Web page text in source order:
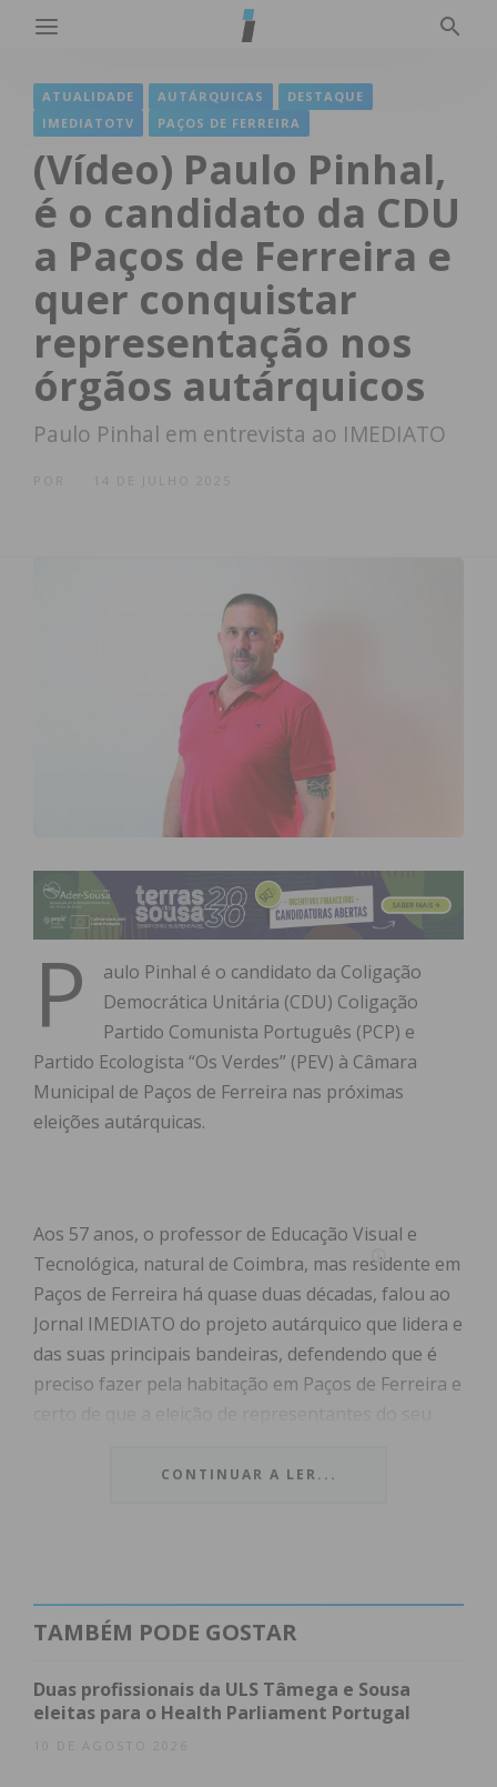
ATUALIDADE AUTÁRQUICAS
DESTAQUE
IMEDIATOTV
PAÇOS DE FERREIRA
(Vídeo) Paulo Pinhal,
é o candidato da CDU
a Paços de Ferreira e
quer conquistar
representação nos
órgãos autárquicos
Paulo Pinhal em entrevista ao IMEDIATO
14 DE JULHO 2025
P
aulo Pinhal é o candidato da Coligação
Democrática Unitária (CDU) Coligação
Partido Comunista Português (PCP) e
Partido Ecologista “Os Verdes” (PEV) à Câmara
Municipal de Paços de Ferreira nas próximas
eleições autárquicas.
Aos 57 anos, o professor de Educação Visual e
Tecnológica, natural de Coimbra, mas residente em
Paços de Ferreira há quase duas décadas, falou ao
Jornal IMEDIATO do projeto autárquico que lidera e
das suas principais bandeiras, defendendo que é
preciso fazer pela habitação em Paços de Ferreira e
diferença na governação.CONTINUAR A LER...
TAMBÉM PODE GOSTAR
Duas profissionais da ULS Tâmega e Sousa
eleitas para o Health Parliament Portugal
10 DE AGOSTO 2026